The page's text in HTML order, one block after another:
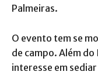
Palmeiras.
O evento tem se
de campo. Além
interesse em